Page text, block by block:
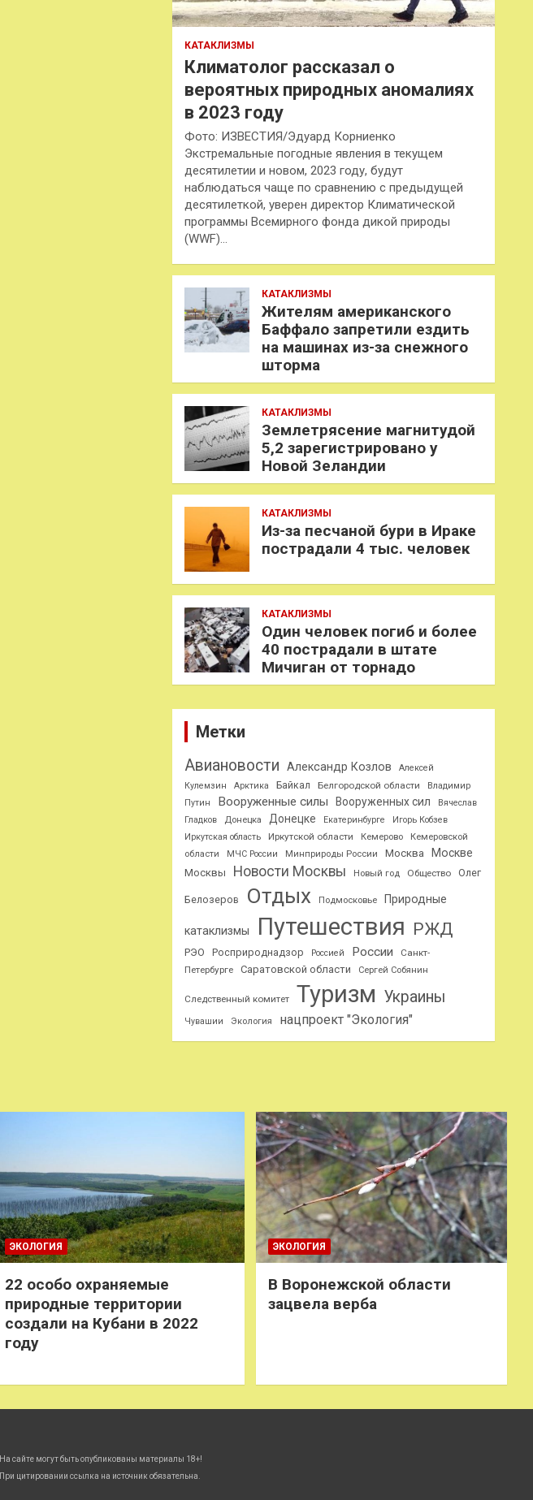
КАТАКЛИЗМЫ
Климатолог рассказал о
вероятных природных аномалиях
в 2023 году
Фото: ИЗВЕСТИЯ/Эдуард Корниенко
Экстремальные погодные явления в текущем
десятилетии и новом, 2023 году, будут
наблюдаться чаще по сравнению с предыдущей
десятилеткой, уверен директор Климатической
программы Всемирного фонда дикой природы
(WWF)…
КАТАКЛИЗМЫ
Жителям американского
Баффало запретили ездить
на машинах из-за снежного
шторма
КАТАКЛИЗМЫ
Землетрясение магнитудой
5,2 зарегистрировано у
Новой Зеландии
КАТАКЛИЗМЫ
Из-за песчаной бури в Ираке
пострадали 4 тыс. человек
КАТАКЛИЗМЫ
Один человек погиб и более
40 пострадали в штате
Мичиган от торнадо
Метки
Авиановости Александр Козлов
Алексей
Кулемзин
Арктика Байкал Белгородской области
Владимир
Путин
Вооруженные силы Вооруженных сил
Вячеслав
Гладков
Донецка Донецке Екатеринбурге
Игорь Кобзев
Иркутская область
Иркутской области Кемерово
Кемеровской
области
МЧС России Минприроды России Москва Москве
Москвы Новости Москвы Новый год Общество Олег
Белозеров Отдых Подмосковье Природные
катаклизмы Путешествия РЖД
РЭО Росприроднадзор Россией России
Санкт-
Петербурге
Саратовской области Сергей Собянин
Следственный комитет Туризм Украины
Чувашии Экология нацпроект "Экология"
ЭКОЛОГИЯ
22 особо охраняемые
природные территории
создали на Кубани в 2022
году
ЭКОЛОГИЯ
В Воронежской области
зацвела верба
На сайте могут быть опубликованы материалы 18+!
При цитировании ссылка на источник обязательна.